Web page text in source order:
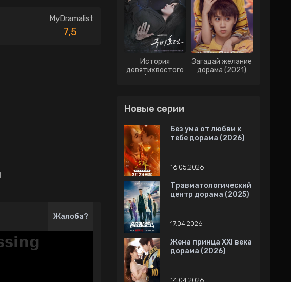
MyDramalist
7,5
Жалоба?
История
девятихвостого
Загадай желание
дорама (2021)
Новые серии
Без ума от любви к
тебе дорама (2026)
16.05.2026
Травматологический
центр дорама (2025)
17.04.2026
Жена принца XXI века
дорама (2026)
14.04.2026